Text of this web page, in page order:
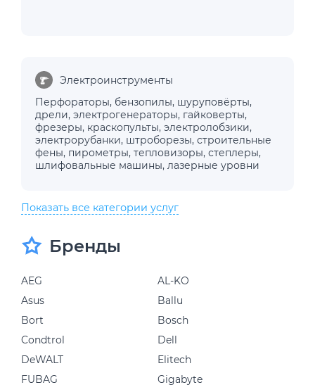
Электроинструменты
Перфораторы, бензопилы, шуруповёрты,
дрели, электрогенераторы, гайковерты,
фрезеры, краскопульты, электролобзики,
электрорубанки, штроборезы, строительные
фены, пирометры, тепловизоры, степлеры,
шлифовальные машины, лазерные уровни
Показать все категории услуг
Бренды
AEG
AL-KO
Asus
Ballu
Bort
Bosch
Condtrol
Dell
DeWALT
Elitech
FUBAG
Gigabyte